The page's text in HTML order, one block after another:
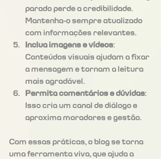
parado perde a credibilidade.
Mantenha-o sempre atualizado
com informações relevantes.
Inclua imagens e vídeos:
Conteúdos visuais ajudam a fixar
a mensagem e tornam a leitura
mais agradável.
Permita comentários e dúvidas:
Isso cria um canal de diálogo e
aproxima moradores e gestão.
Com essas práticas, o blog se torna
uma ferramenta viva, que ajuda a